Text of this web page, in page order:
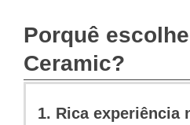
Porquê
Ceramic?
1. Rica experiência